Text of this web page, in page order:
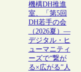
機構DH推進
室、「第5回
DH若手の会
（2026夏）―
デジタル・ヒ
ューマニティ
ーズで“繋が
る×広がる”人